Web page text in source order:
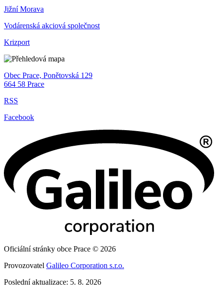
Jižní Morava
Vodárenská akciová společnost
Krizport
Obec Prace, Ponětovská 129
664 58 Prace
RSS
Facebook
Oficiální stránky obce Prace © 2026
Provozovatel Galileo Corporation s.r.o.
Poslední aktualizace: 5. 8. 2026